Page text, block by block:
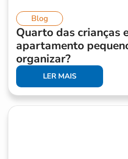
Blog
Quarto das crianças
apartamento
organizar?
LER MAIS